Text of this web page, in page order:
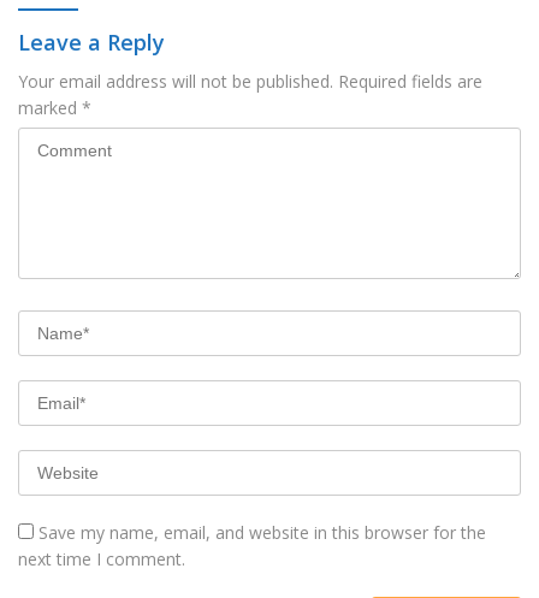
Leave a Reply
Your email address will not be published. Required fields are
marked *
Save my name, email, and website in this browser for the
next time I comment.